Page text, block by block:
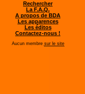
Rechercher
La F.A.Q.
A propos de BDA
Les apparences
Les éditos
Contactez-nous !
Aucun membre sur le site